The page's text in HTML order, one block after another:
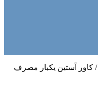
/ کاور آستین یکبار مصرف